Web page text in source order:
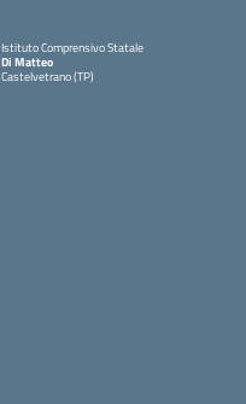
Istituto Comprensivo Statale
Di Matteo
Castelvetrano (TP)